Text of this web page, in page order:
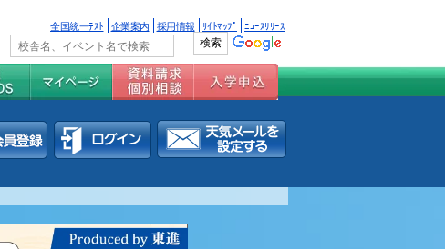
全国統一ﾃｽﾄ 企業案内 採用情報 ｻｲﾄﾏｯﾌﾟ ﾆｭｰｽﾘﾘｰｽ